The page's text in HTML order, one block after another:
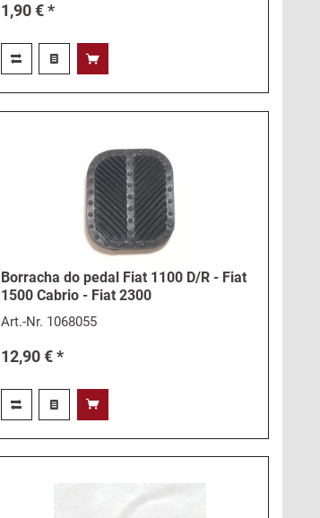
1,90 € *
Borracha do pedal Fiat 1100 D/R - Fiat
1500 Cabrio - Fiat 2300
Art.-Nr. 1068055
12,90 € *